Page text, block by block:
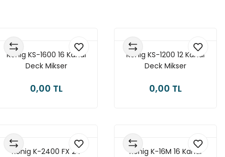
König KS-1600 16 Kanal
Deck Mikser
0,00 TL
König KS-1200 12 Kanal
Deck Mikser
0,00 TL
König K-2400 FX 24
König K-16M 16 Kanal